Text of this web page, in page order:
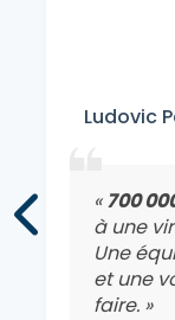
Ludovic
«700
à une
Une
et une
faire. »